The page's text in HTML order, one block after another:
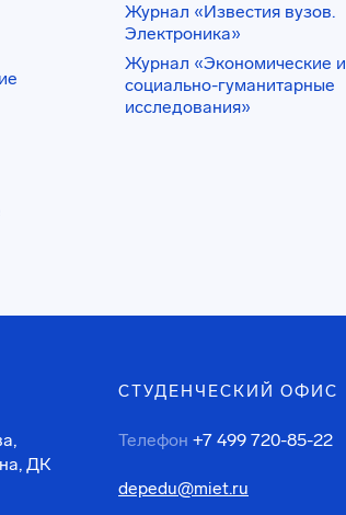
Журнал «Известия вузов.
Электроника»
Журнал «Экономические и
социально-гуманитарные
исследования»
ДК
СТУДЕНЧЕСКИЙ ОФИС
Телефон +7 499 720-85-22
depedu@miet.ru